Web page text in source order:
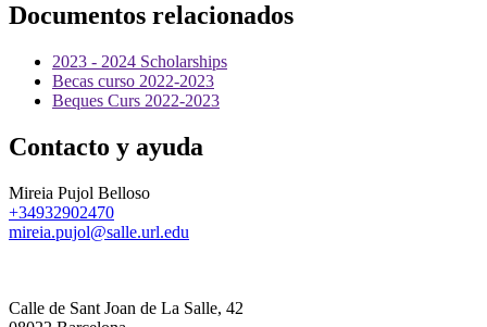
Documentos relacionados
2023 - 2024 Scholarships
Becas curso 2022-2023
Beques Curs 2022-2023
Contacto y ayuda
Mireia Pujol Belloso
+34932902470
mireia.pujol@salle.url.edu
Calle de Sant Joan de La Salle, 42